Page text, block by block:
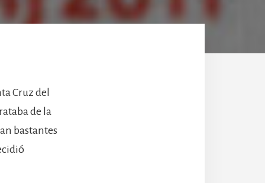
Cruz del
de la
bastantes